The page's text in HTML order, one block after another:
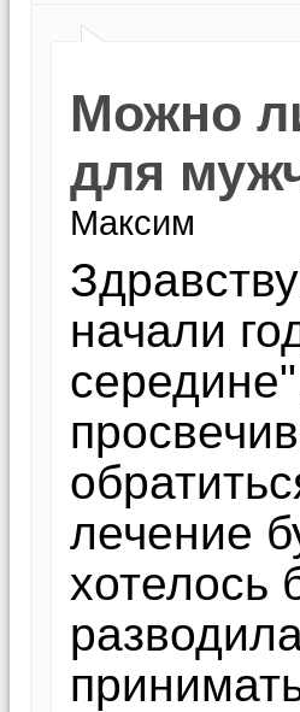
Можно
для
Максим
начали
лечение
хотелось